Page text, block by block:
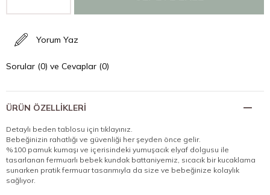
Yorum Yaz
Sorular (0) ve Cevaplar (0)
ÜRÜN ÖZELLIKLERI
Detaylı beden tablosu için tıklayınız.
Bebeğinizin rahatlığı ve güvenliği her şeyden önce gelir.
%100 pamuk kumaşı ve içerisindeki yumuşacık elyaf dolgusu ile
tasarlanan fermuarlı bebek kundak battaniyemiz, sıcacık bir kucaklama
sunarken pratik fermuar tasarımıyla da size ve bebeğinize kolaylık
sağlıyor.